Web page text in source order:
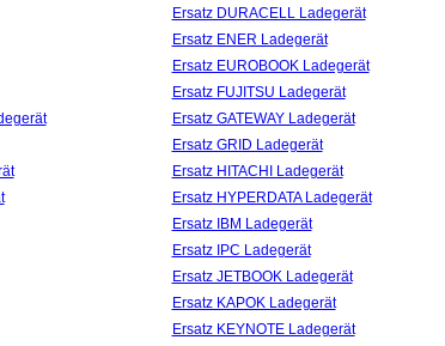
Ersatz DURACELL Ladegerät
Ersatz ENER Ladegerät
Ersatz EUROBOOK Ladegerät
Ersatz FUJITSU Ladegerät
Ersatz GATEWAY Ladegerät
Ersatz GRID Ladegerät
Ersatz HITACHI Ladegerät
Ersatz HYPERDATA Ladegerät
Ersatz IBM Ladegerät
Ersatz IPC Ladegerät
Ersatz JETBOOK Ladegerät
Ersatz KAPOK Ladegerät
Ersatz KEYNOTE Ladegerät